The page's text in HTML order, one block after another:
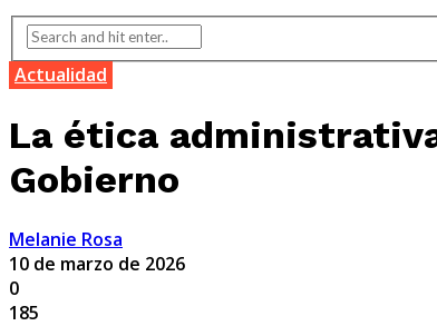
Actualidad
La ética
Gobierno
Melanie Rosa
10 de marzo de 2026
0
185